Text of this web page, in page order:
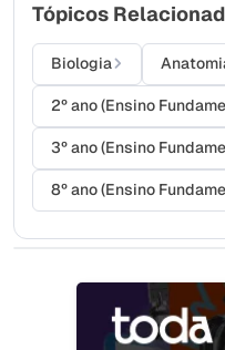
Tópicos
Biologia
2º ano (Ensino
3º ano (Ensino
8º ano (Ensino